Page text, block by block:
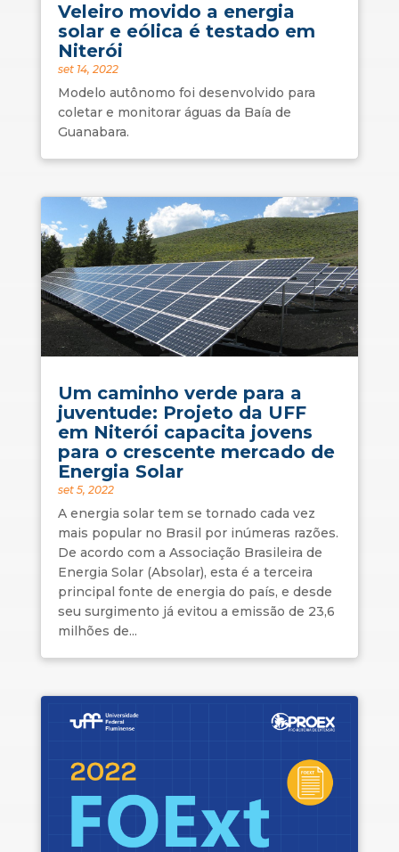
Veleiro movido a energia
solar e eólica é testado em
Niterói
set 14, 2022
Modelo autônomo foi desenvolvido para
coletar e monitorar águas da Baía de
Guanabara.
Um caminho verde para a
juventude: Projeto da UFF
em Niterói capacita jovens
para o crescente mercado de
Energia Solar
set 5, 2022
A energia solar tem se tornado cada vez
mais popular no Brasil por inúmeras razões.
De acordo com a Associação Brasileira de
Energia Solar (Absolar), esta é a terceira
principal fonte de energia do país, e desde
seu surgimento já evitou a emissão de 23,6
milhões de...